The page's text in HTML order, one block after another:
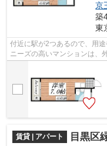
京
築
東
付近に駅が2つあるので、用
ニーズの高いマンションは、
賃貸 | アパート 目黒区